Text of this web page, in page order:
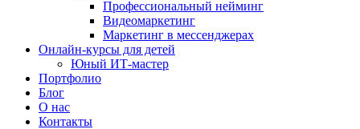
Профессиональный нейминг
Видеомаркетинг
Маркетинг в мессенджерах
Онлайн-курсы для детей
Юный ИТ-мастер
Портфолио
Блог
О нас
Контакты